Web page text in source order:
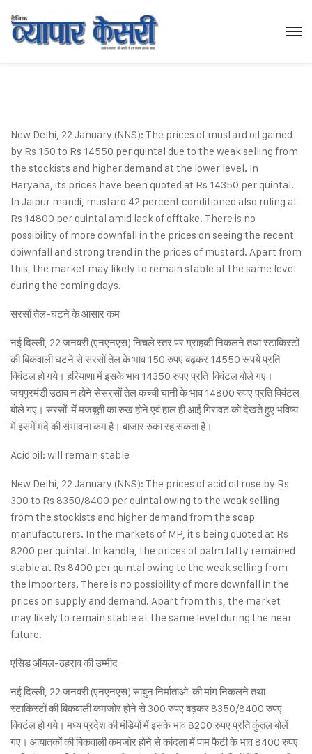
New Delhi, 22 January (NNS): The prices of mustard oil gained
by Rs 150 to Rs 14550 per quintal due to the weak selling from
the stockists and higher demand at the lower level. In
Haryana, its prices have been quoted at Rs 14350 per quintal.
In Jaipur mandi, mustard 42 percent conditioned also ruling at
Rs 14800 per quintal amid lack of offtake. There is no
possibility of more downfall in the prices on seeing the recent
doiwnfall and strong trend in the prices of mustard. Apart from
this, the market may likely to remain stable at the same level
during the coming days.
सरसों तेल-घटने के आसार कम
नई दिल्ली, 22 जनवरी (एनएनएस) निचले स्तर पर ग्राहकी निकलने तथा स्टाकिस्टों
की बिकवाली घटने से सरसों तेल के भाव 150 रुपए बढ़कर 14550 रूपये प्रति
क्विंटल हो गये। हरियाणा में इसके भाव 14350 रुपए प्रति क्विंटल बोले गए।
जयपुरमंडी उठाव न होने सेसरसों तेल कच्ची घानी के भाव 14800 रुपए प्रति क्विंटल
बोले गए। सरसों में मजबूती का रुख होने एवं हाल ही आई गिरावट को देखते हुए भविष्य
में इसमें मंदे की संभावना कम है। बाजार रुका रह सकता है।
Acid oil: will remain stable
New Delhi, 22 January (NNS): The prices of acid oil rose by Rs
300 to Rs 8350/8400 per quintal owing to the weak selling
from the stockists and higher demand from the soap
manufacturers. In the markets of MP, it s being quoted at Rs
8200 per quintal. In kandla, the prices of palm fatty remained
stable at Rs 8400 per quintal owing to the weak selling from
the importers. There is no possibility of more downfall in the
prices on supply and demand. Apart from this, the market
may likely to remain stable at the same level during the near
future.
एसिड ऑयल-ठहराव की उम्मीद
नई दिल्ली, 22 जनवरी (एनएनएस) साबुन निर्माताओ की मांग निकलने तथा
स्टाकिस्टों की बिकवाली कमजोर होने से 300 रुपए बढ़कर 8350/8400 रुपए
क्विटंल हो गये। मध्य प्रदेश की मंडियों में इसके भाव 8200 रुपए प्रति कुंतल बोलें
गए। आयातकों की बिकवाली कमजोर होने से कांदला में पाम फैटी के भाव 8400 रुपए